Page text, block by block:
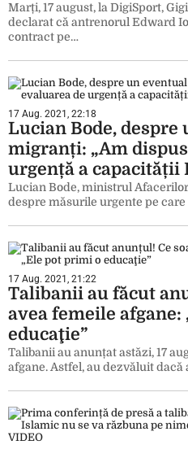
Marți, 17 august, la DigiSport,
declarat că antrenorul Edward
contract pe…
17 Aug. 2021, 22:18
Lucian Bode, despre
migranți: „Am
urgență a capacității
Lucian Bode, ministrul
despre măsurile urgente pe
17 Aug. 2021, 21:22
Talibanii au făcut
avea femeile
educaţie”
Talibanii au anunțat astăzi, 17
afgane. Astfel, au dezvăluit dacă